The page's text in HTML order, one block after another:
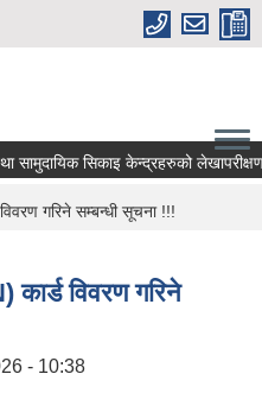
तथा सामुदायिक सिकाइ केन्द्रहरुको
गरिने सम्बन्धी सूचना !!!
कार्ड विवरण गरिने
- 10:38